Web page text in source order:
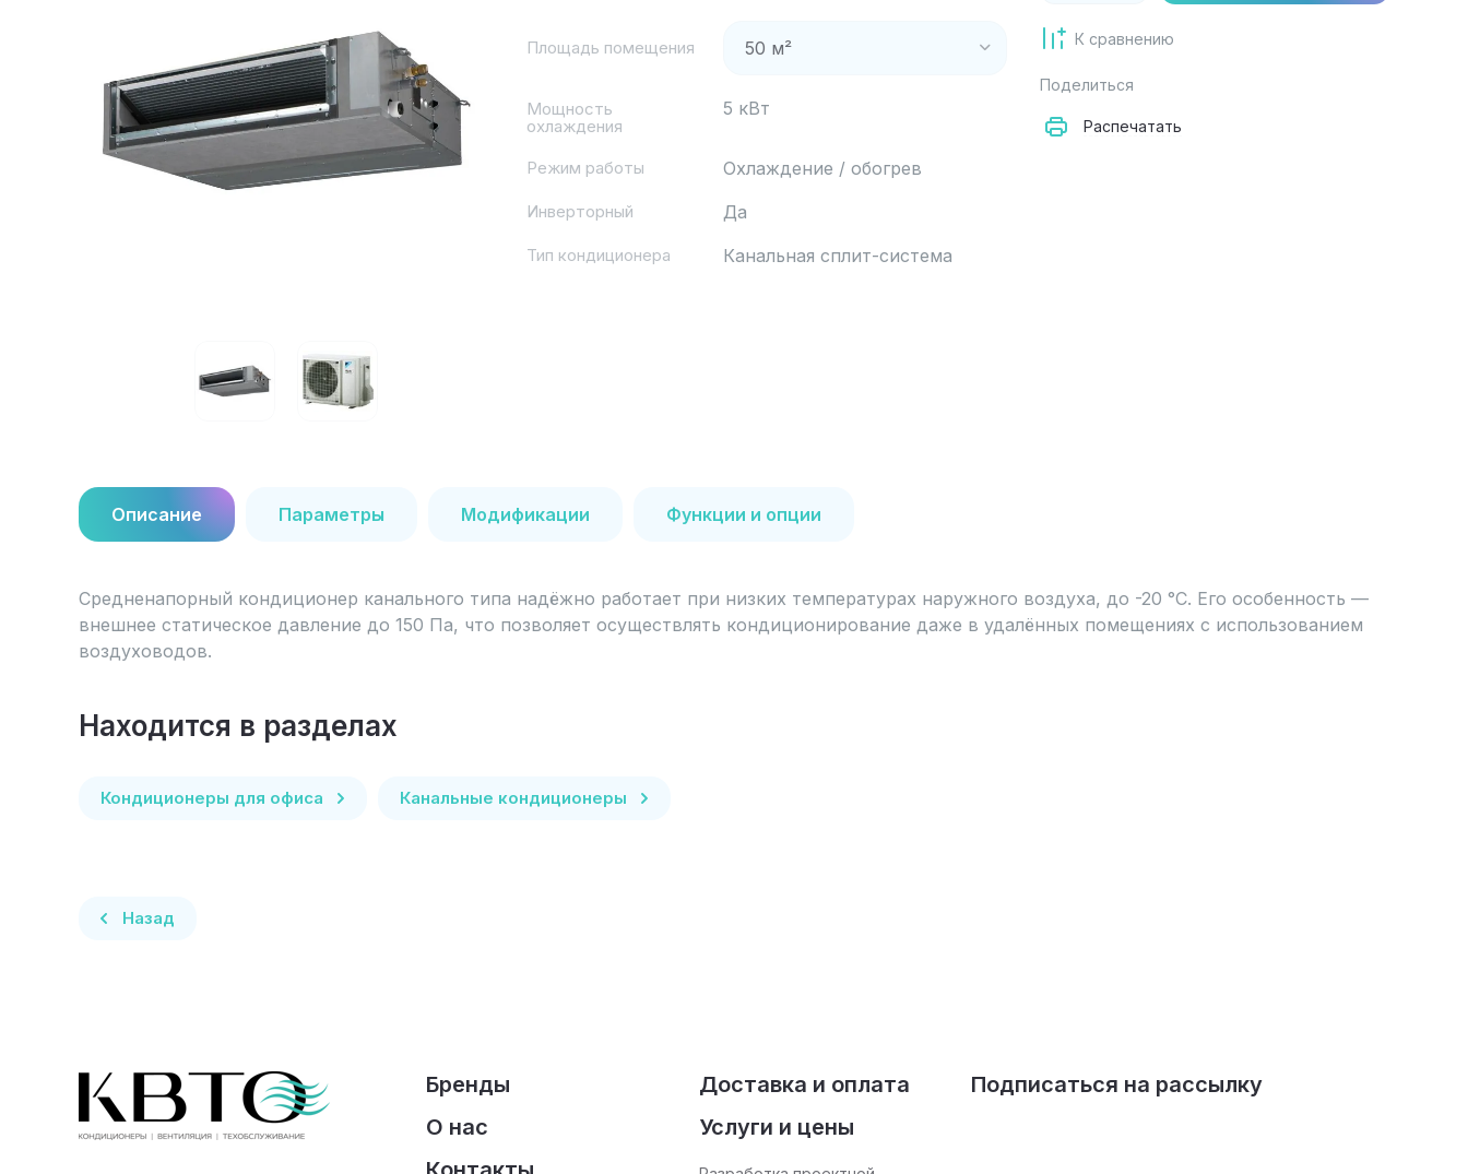
Площадь помещения
Мощность
охлаждения
5 кВт
Режим работы Охлаждение / обогрев
Инверторный Да
Тип кондиционера Канальная сплит-система
К сравнению
Поделиться
Распечатать
Описание Параметры Модификации Функции и опции
Средненапорный кондиционер канального типа надёжно работает при низких температурах наружного воздуха, до -20 °C. Его особенность —
внешнее статическое давление до 150 Па, что позволяет осуществлять кондиционирование даже в удалённых помещениях с использованием
воздуховодов.
Находится в разделах
Кондиционеры для офиса Канальные кондиционеры
Назад
Бренды
О нас
Доставка и оплата
Услуги и цены
Подписаться на рассылку